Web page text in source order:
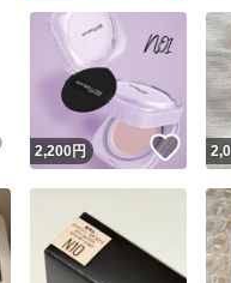
スピード&安心発送
※このバッジは実績に基づく表示
スピード＆安心発送
こ
ま
スピード発送 こ
安心発送 こ
いいね！
2,200円 いい